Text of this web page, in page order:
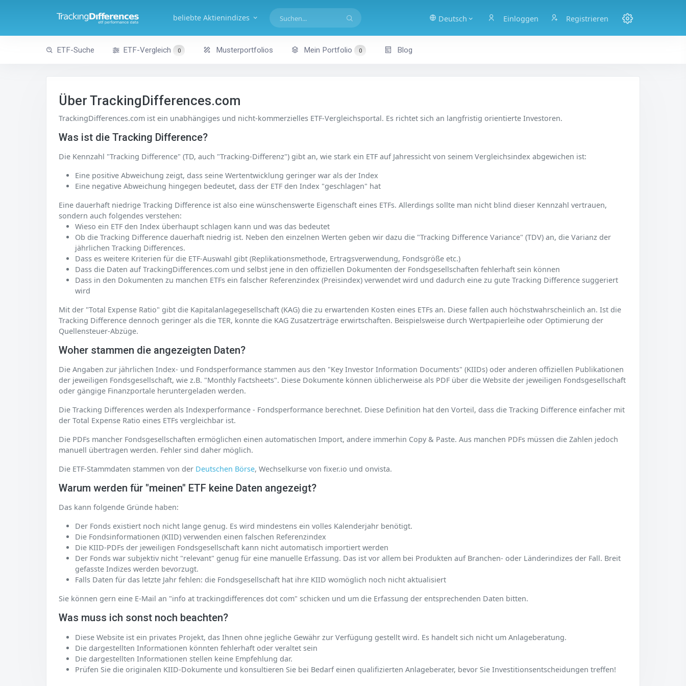
Deutsch Einloggen Registrieren
beliebte Aktienindizes
ETF-Suche ETF-Vergleich 0 Musterportfolios Mein Portfolio 0 Blog
Über TrackingDifferences.com
TrackingDifferences.com ist ein unabhängiges und nicht-kommerzielles ETF-Vergleichsportal. Es richtet sich an langfristig orientierte Investoren.
Was ist die Tracking Difference?
Die Kennzahl "Tracking Difference" (TD, auch "Tracking-Differenz") gibt an, wie stark ein ETF auf Jahressicht von seinem Vergleichsindex abgewichen ist:
Eine positive Abweichung zeigt, dass seine Wertentwicklung geringer war als der Index
Eine negative Abweichung hingegen bedeutet, dass der ETF den Index "geschlagen" hat
Eine dauerhaft niedrige Tracking Difference ist also eine wünschenswerte Eigenschaft eines ETFs. Allerdings sollte man nicht blind dieser Kennzahl vertrauen,
sondern auch folgendes verstehen:
Wieso ein ETF den Index überhaupt schlagen kann und was das bedeutet
Ob die Tracking Difference dauerhaft niedrig ist. Neben den einzelnen Werten geben wir dazu die "Tracking Difference Variance" (TDV) an, die Varianz der
jährlichen Tracking Differences.
Dass es weitere Kriterien für die ETF-Auswahl gibt (Replikationsmethode, Ertragsverwendung, Fondsgröße etc.)
Dass die Daten auf TrackingDifferences.com und selbst jene in den offiziellen Dokumenten der Fondsgesellschaften fehlerhaft sein können
Dass in den Dokumenten zu manchen ETFs ein falscher Referenzindex (Preisindex) verwendet wird und dadurch eine zu gute Tracking Difference suggeriert
wird
Mit der "Total Expense Ratio" gibt die Kapitalanlagegesellschaft (KAG) die zu erwartenden Kosten eines ETFs an. Diese fallen auch höchstwahrscheinlich an. Ist die
Tracking Difference dennoch geringer als die TER, konnte die KAG Zusatzerträge erwirtschaften. Beispielsweise durch Wertpapierleihe oder Optimierung der
Quellensteuer-Abzüge.
Woher stammen die angezeigten Daten?
Die Angaben zur jährlichen Index- und Fondsperformance stammen aus den "Key Investor Information Documents" (KIIDs) oder anderen offiziellen Publikationen
der jeweiligen Fondsgesellschaft, wie z.B. "Monthly Factsheets". Diese Dokumente können üblicherweise als PDF über die Website der jeweiligen Fondsgesellschaft
oder gängige Finanzportale heruntergeladen werden.
Die Tracking Differences werden als Indexperformance - Fondsperformance berechnet. Diese Definition hat den Vorteil, dass die Tracking Difference einfacher mit
der Total Expense Ratio eines ETFs vergleichbar ist.
Die PDFs mancher Fondsgesellschaften ermöglichen einen automatischen Import, andere immerhin Copy & Paste. Aus manchen PDFs müssen die Zahlen jedoch
manuell übertragen werden. Fehler sind daher möglich.
Die ETF-Stammdaten stammen von der Deutschen Börse, Wechselkurse von fixer.io und onvista.
Warum werden für "meinen" ETF keine Daten angezeigt?
Das kann folgende Gründe haben:
Der Fonds existiert noch nicht lange genug. Es wird mindestens ein volles Kalenderjahr benötigt.
Die Fondsinformationen (KIID) verwenden einen falschen Referenzindex
Die KIID-PDFs der jeweiligen Fondsgesellschaft kann nicht automatisch importiert werden
Der Fonds war subjektiv nicht "relevant" genug für eine manuelle Erfassung. Das ist vor allem bei Produkten auf Branchen- oder Länderindizes der Fall. Breit
gefasste Indizes werden bevorzugt.
Falls Daten für das letzte Jahr fehlen: die Fondsgesellschaft hat ihre KIID womöglich noch nicht aktualisiert
Sie können gern eine E-Mail an "info at trackingdifferences dot com" schicken und um die Erfassung der entsprechenden Daten bitten.
Was muss ich sonst noch beachten?
Diese Website ist ein privates Projekt, das Ihnen ohne jegliche Gewähr zur Verfügung gestellt wird. Es handelt sich nicht um Anlageberatung.
Die dargestellten Informationen könnten fehlerhaft oder veraltet sein
Die dargestellten Informationen stellen keine Empfehlung dar.
Prüfen Sie die originalen KIID-Dokumente und konsultieren Sie bei Bedarf einen qualifizierten Anlageberater, bevor Sie Investitionsentscheidungen treffen!